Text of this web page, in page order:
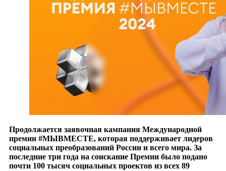
Продолжается заявочная кампания Международной
премии #МЫВМЕСТЕ, которая поддерживает лидеров
социальных преобразований России и всего мира. За
последние три года на соискание Премии было подано
почти 100 тысяч социальных проектов из всех 89